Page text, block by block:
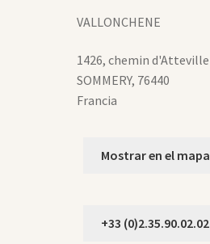
VALLONCHENE
1426, chemin d'Atteville
SOMMERY, 76440
Francia
Mostrar en el mapa
+33 (0)2.35.90.02.02